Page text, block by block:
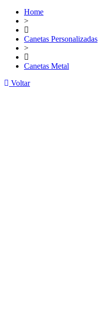
Home
>
Canetas Personalizadas
>
Canetas Metal
Voltar